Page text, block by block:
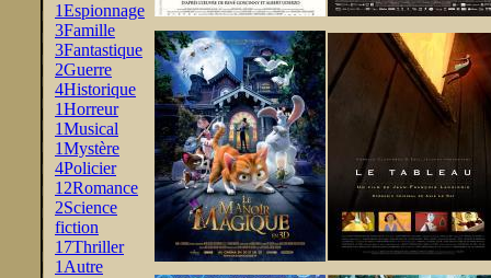
1Espionnage
3Famille
3Fantastique
2Guerre
4Historique
1Horreur
1Musical
1Mystère
4Policier
12Romance
2Science
fiction
17Thriller
1Autre